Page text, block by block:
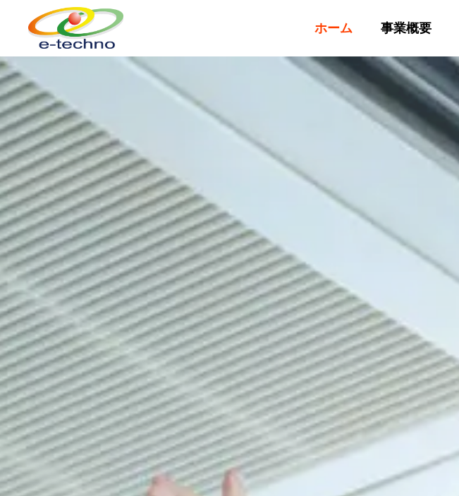
ホーム 事業概要
事業概要
私たちの事業について 持続可能な循環型社会へ
電気・通信・防災
空調・換気・衛生